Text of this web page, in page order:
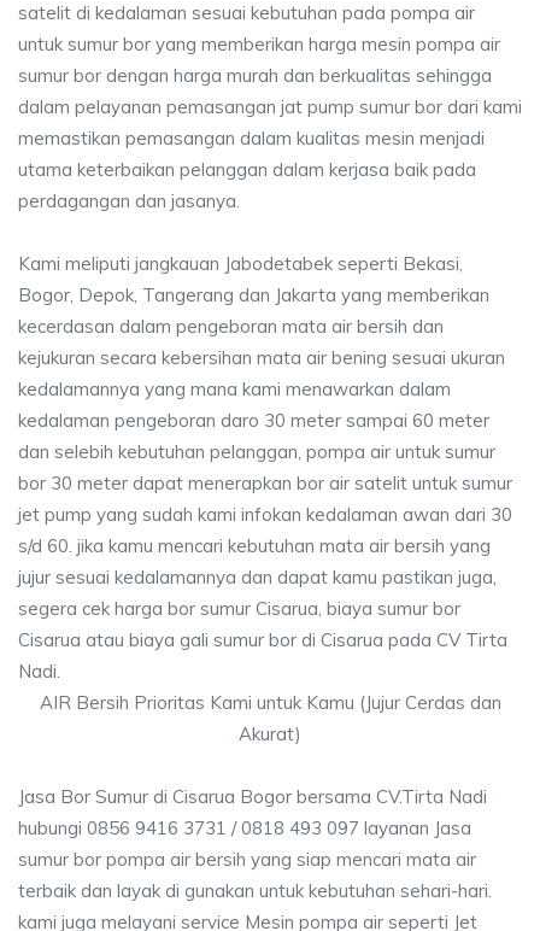
satelit di kedalaman sesuai kebutuhan pada pompa air
untuk sumur bor yang memberikan harga mesin pompa air
sumur bor dengan harga murah dan berkualitas sehingga
dalam pelayanan pemasangan jat pump sumur bor dari kami
memastikan pemasangan dalam kualitas mesin menjadi
utama keterbaikan pelanggan dalam kerjasa baik pada
perdagangan dan jasanya.
Kami meliputi jangkauan Jabodetabek seperti Bekasi,
Bogor, Depok, Tangerang dan Jakarta yang memberikan
kecerdasan dalam pengeboran mata air bersih dan
kejukuran secara kebersihan mata air bening sesuai ukuran
kedalamannya yang mana kami menawarkan dalam
kedalaman pengeboran daro 30 meter sampai 60 meter
dan selebih kebutuhan pelanggan, pompa air untuk sumur
bor 30 meter dapat menerapkan bor air satelit untuk sumur
jet pump yang sudah kami infokan kedalaman awan dari 30
s/d 60. jika kamu mencari kebutuhan mata air bersih yang
jujur sesuai kedalamannya dan dapat kamu pastikan juga,
segera cek harga bor sumur Cisarua, biaya sumur bor
Cisarua atau biaya gali sumur bor di Cisarua pada CV Tirta
Nadi.
AIR Bersih Prioritas Kami untuk Kamu (Jujur Cerdas dan
Akurat)
Jasa Bor Sumur di Cisarua Bogor bersama CV.Tirta Nadi
hubungi 0856 9416 3731 / 0818 493 097 layanan Jasa
sumur bor pompa air bersih yang siap mencari mata air
terbaik dan layak di gunakan untuk kebutuhan sehari-hari.
kami juga melayani service Mesin pompa air seperti Jet